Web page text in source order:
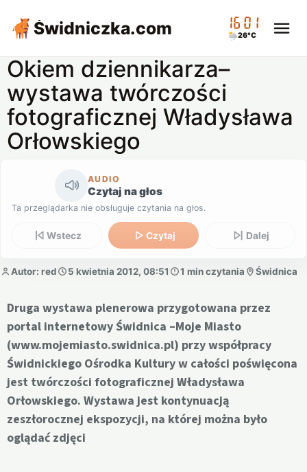
Świdniczka.com 16:01
26°C
Okiem dziennikarza–
wystawa twórczości
fotograficznej Władysława
Orłowskiego
AUDIO
Czytaj na głos
Ta przeglądarka nie obsługuje czytania na głos.
Wstecz Czytaj Dalej
Autor: red 5 kwietnia 2012, 08:51 1 min czytania Świdnica
Druga wystawa plenerowa przygotowana przez
portal internetowy Świdnica –Moje Miasto
(www.mojemiasto.swidnica.pl) przy współpracy
Świdnickiego Ośrodka Kultury w całości poświęcona
jest twórczości fotograficznej Władysława
Orłowskiego. Wystawa jest kontynuacją
zeszłorocznej ekspozycji, na której można było
oglądać zdjęci